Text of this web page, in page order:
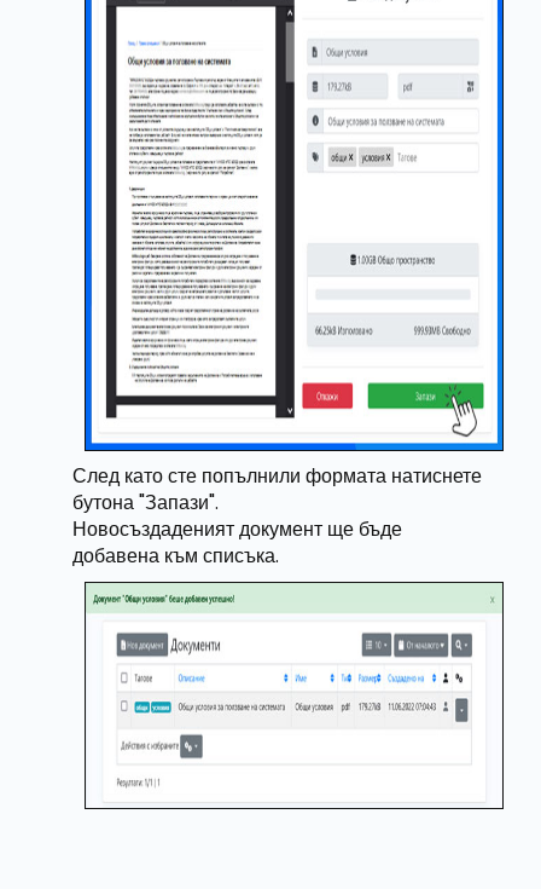
След като сте попълнили формата натиснете
бутона "Запази".
Новосъздаденият документ ще бъде
добавена към списъка.